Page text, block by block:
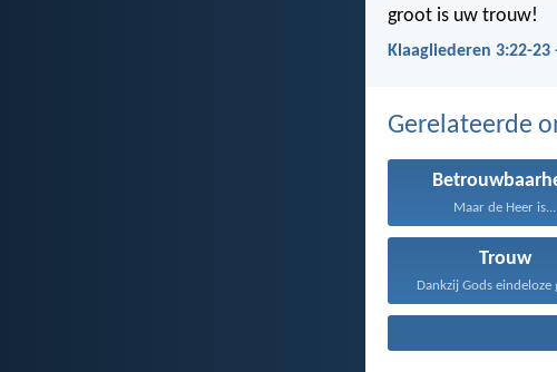
groot is uw trouw!
Klaagliederen 3:22-23
Gerelateerde
Maar de Heer is...
Trouw